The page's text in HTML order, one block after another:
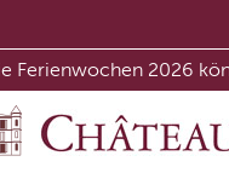
Ferienwochen 2026